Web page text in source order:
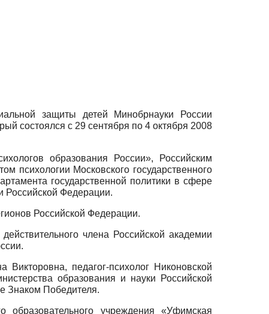
защиты детей Минобрнауки России
состоялся с 29 сентября по 4 октября 2008
образования России», Российским
психологии Московского государственного
государственной политики в сфере
Российской Федерации.
Российской Федерации.
члена Российской академии
педагог-психолог Никоновской
образования и науки Российской
Знаком Победителя.
образовательного учреждения «Уфимская